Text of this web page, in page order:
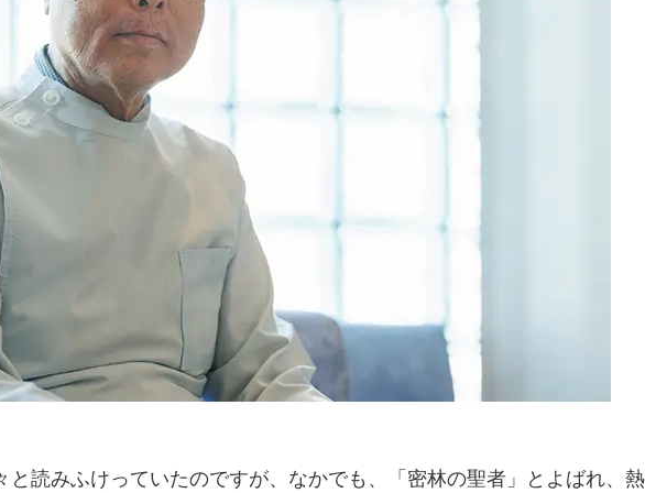
と読みふけっていたのですが、なかでも、「密林の聖者」とよばれ、熱